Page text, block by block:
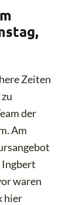
Zeiten
der
Am
Ingbert
waren
hier